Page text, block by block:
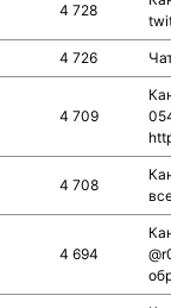
4 728
4 726
4 709
4 708
4 694